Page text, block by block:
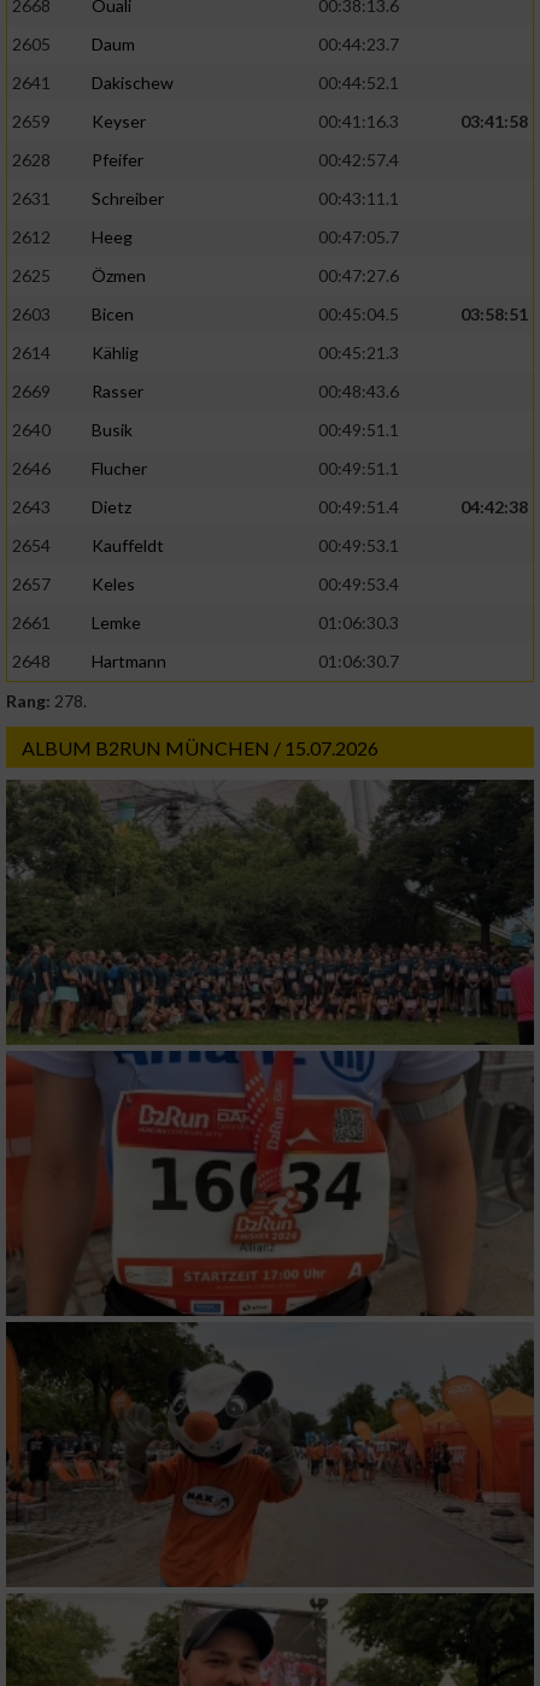
2668 Ouali
00:38:13.6
2605
Daum
00:44:23.7
2641
Dakischew
00:44:52.1
2659
Keyser 00:41:16.3
03:41:58
2628
Pfeifer
00:42:57.4
2631
Schreiber
00:43:11.1
2612
Heeg
00:47:05.7
2625
Özmen
00:47:27.6
2603
Bicen 00:45:04.5
03:58:51
2614
Kählig
00:45:21.3
2669
Rasser
00:48:43.6
2640
Busik
00:49:51.1
2646
Flucher
00:49:51.1
2643
Dietz 00:49:51.4
04:42:38
2654
Kauffeldt
00:49:53.1
2657
Keles
00:49:53.4
2661
Lemke
01:06:30.3
2648
Hartmann
01:06:30.7
Rang: 278.
ALBUM B2RUN MÜNCHEN / 15.07.2026